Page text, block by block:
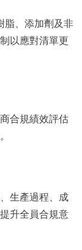
脂、添加劑及非
以應對清單更
合規績效評估
生產過程、成
升全員合規意